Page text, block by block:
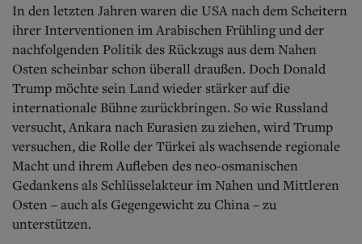
In den letzten Jahren waren die USA nach dem Scheitern
ihrer Interventionen im Arabischen Frühling und der
nachfolgenden Politik des Rückzugs aus dem Nahen
Osten scheinbar schon überall draußen. Doch Donald
Trump möchte sein Land wieder stärker auf die
internationale Bühne zurückbringen. So wie Russland
versucht, Ankara nach Eurasien zu ziehen, wird Trump
versuchen, die Rolle der Türkei als wachsende regionale
Macht und ihrem Aufleben des neo-osmanischen
Gedankens als Schlüsselakteur im Nahen und Mittleren
Osten – auch als Gegengewicht zu China – zu
unterstützen.